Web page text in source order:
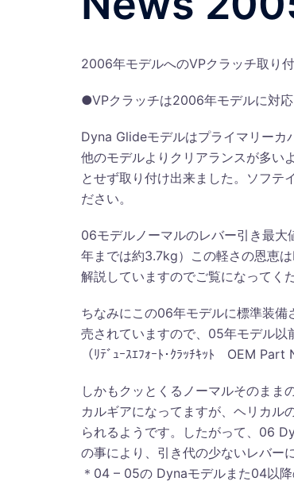
2006年モデルへのVPクラッチ取り
●VPクラッチは2006年モデルに対
Dyna Glideモデルはプライマリーカ
他のモデルよりクリアランスが多い
とせず取り付け出来ました。ソフテ
ださい。
06モデルノーマルのレバー引き最
年までは約3.7kg）この軽さの恩恵
解説していますのでご覧になってくだ
ちなみにこの06年モデルに標準装備
売されていますので、05年モデル以
（ﾘﾃﾞｭｰｽｴﾌｫｰﾄ･ｸﾗｯﾁｷｯﾄ OEM
しかもクッとくるノーマルそのま
カルギアになってますが、ヘリカル
られるようです。したがって、06
の事により、引き代の少ないレバー
＊04 – 05の Dynaモデルまた04以